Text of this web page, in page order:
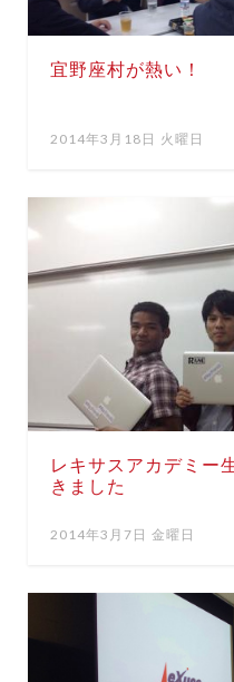
宜野座村が熱い！
2014年3月18日 火曜日
レキサスアカデミー
きました
2014年3月7日 金曜日